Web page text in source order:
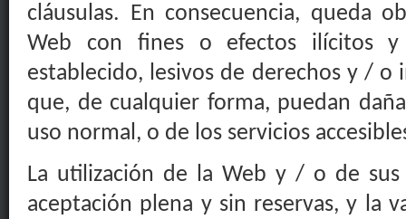
cláusulas. En consecuencia, queda
Web con fines o
efectos ilícitosy
establecido, lesivos de derechos y / o
que, de cualquier forma, puedan
uso normal, o de los servicios
La utilización de la Web y / o de sus
aceptación plena y sin reservas, y la